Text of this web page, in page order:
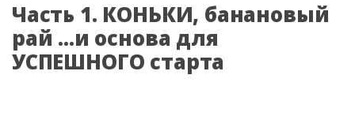
Часть 1. КОНЬКИ, банановый
рай ...и основа для
УСПЕШНОГО старта